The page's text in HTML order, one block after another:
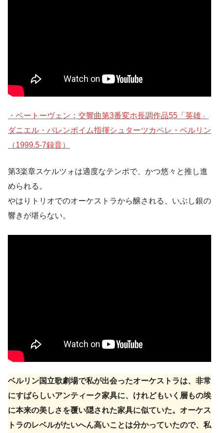
・ベートーヴェン：交響曲第3番変ホ長調作品55「英雄」
ダニエル・バレンボイム指揮シュターツカペレ・ベルリン
（1999.5-7録音）
第3楽章スケルツォは適度なテンポで、かつ悠々と推し進
められる。
やはりトリオでのオーケストラから醸される、いぶし銀の
響きが堪らない。
ベルリン国立歌劇場で私が出会ったオーケストラは、非常
にすばらしいアンティーク家具に、けれどもいく層もの埃
に本来の美しさを覆い隠された家具に似ていた。オーケス
トラのレベルがたいへん高いことは分かっていたので、私